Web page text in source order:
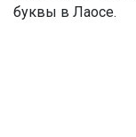
буквы в Лаосе.